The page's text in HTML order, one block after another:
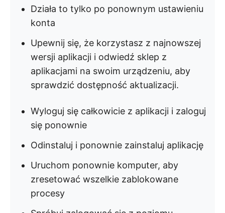
Działa to tylko po ponownym ustawieniu
konta
Upewnij się, że korzystasz z najnowszej
wersji aplikacji i odwiedź sklep z
aplikacjami na swoim urządzeniu, aby
sprawdzić dostępność aktualizacji.
Wyloguj się całkowicie z aplikacji i zaloguj
się ponownie
Odinstaluj i ponownie zainstaluj aplikację
Uruchom ponownie komputer, aby
zresetować wszelkie zablokowane
procesy